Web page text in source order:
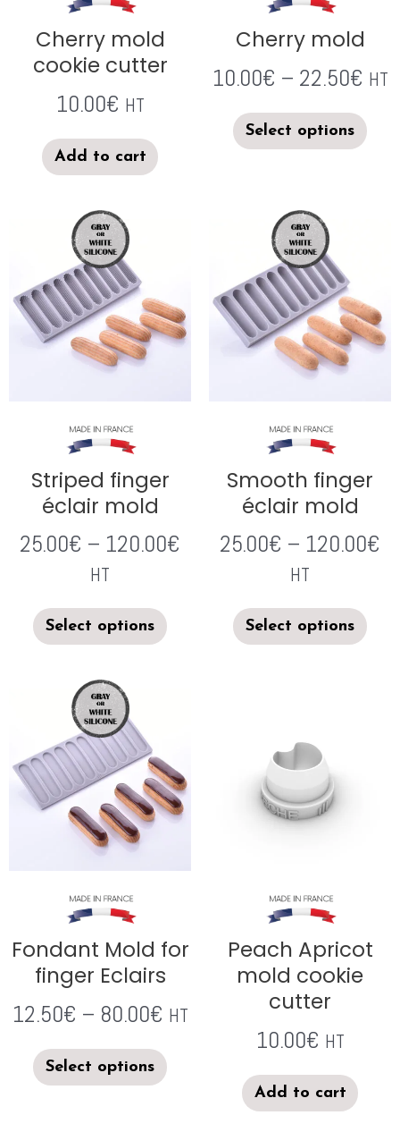
Cherry mold
cookie cutter
10.00€ HT
Add to cart
Cherry mold
10.00€ – 22.50€ HT
Select options
Striped finger
éclair mold
25.00€ – 120.00€
HT
Select options
Smooth finger
éclair mold
25.00€ – 120.00€
HT
Select options
Fondant Mold for
finger Eclairs
12.50€ – 80.00€ HT
Select options
Peach Apricot
mold cookie
cutter
10.00€ HT
Add to cart